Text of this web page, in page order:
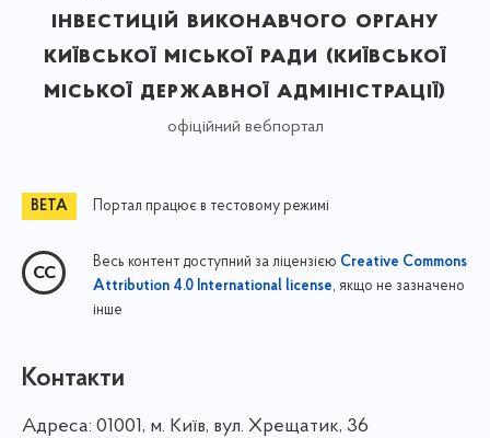
інвестицій виконавчого органу
київської міської ради (київської
міської державної адміністрації)
офіційний вебпортал
Портал працює в тестовому режимі
Весь контент доступний за ліцензією Creative Commons
Attribution 4.0 International license, якщо не зазначено
інше
Контакти
Адреса: 01001, м. Київ, вул. Хрещатик, 36